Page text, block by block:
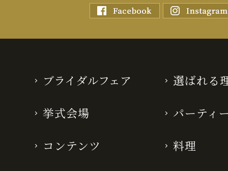
ブライダルフェア 選ばれる
挙式会場 パーティ
コンテンツ 料理